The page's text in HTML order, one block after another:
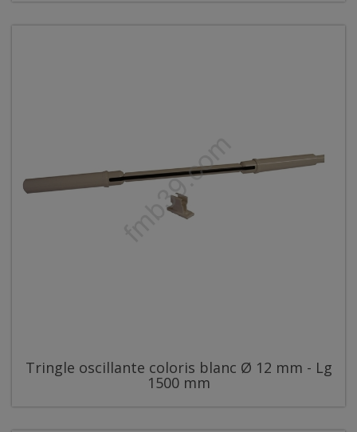
Tringle oscillante coloris blanc Ø 12 mm - Lg
1500 mm